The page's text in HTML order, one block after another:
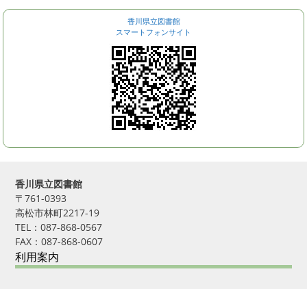
香川県立図書館
スマートフォンサイト
香川県立図書館
〒761-0393
高松市林町2217-19
TEL：087-868-0567
FAX：087-868-0607
利用案内